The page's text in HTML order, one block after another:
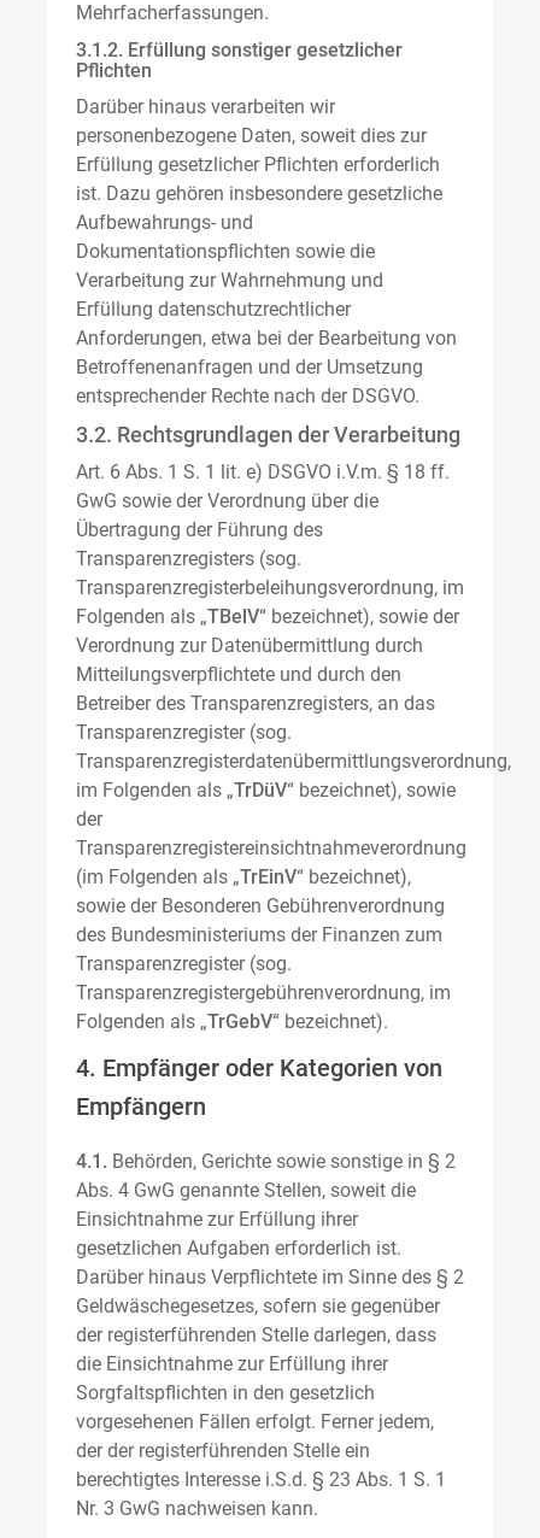
Mehrfacherfassungen.
3.1.2. Erfüllung sonstiger gesetzlicher
Pflichten
Darüber hinaus verarbeiten wir
personenbezogene Daten, soweit dies zur
Erfüllung gesetzlicher Pflichten erforderlich
ist. Dazu gehören insbesondere gesetzliche
Aufbewahrungs- und
Dokumentationspflichten sowie die
Verarbeitung zur Wahrnehmung und
Erfüllung datenschutzrechtlicher
Anforderungen, etwa bei der Bearbeitung von
Betroffenenanfragen und der Umsetzung
entsprechender Rechte nach der DSGVO.
3.2. Rechtsgrundlagen der Verarbeitung
Art. 6 Abs. 1 S. 1 lit. e) DSGVO i.V.m. § 18 ff.
GwG sowie der Verordnung über die
Übertragung der Führung des
Transparenzregisters (sog.
Transparenzregisterbeleihungsverordnung, im
Folgenden als „TBelV“ bezeichnet), sowie der
Verordnung zur Datenübermittlung durch
Mitteilungsverpflichtete und durch den
Betreiber des Transparenzregisters, an das
Transparenzregister (sog.
Transparenzregisterdatenübermittlungsverordnung,
im Folgenden als „TrDüV“ bezeichnet), sowie
der
Transparenzregistereinsichtnahmeverordnung
(im Folgenden als „TrEinV“ bezeichnet),
sowie der Besonderen Gebührenverordnung
des Bundesministeriums der Finanzen zum
Transparenzregister (sog.
Transparenzregistergebührenverordnung, im
Folgenden als „TrGebV“ bezeichnet).
4. Empfänger oder Kategorien von
Empfängern
4.1. Behörden, Gerichte sowie sonstige in § 2
Abs. 4 GwG genannte Stellen, soweit die
Einsichtnahme zur Erfüllung ihrer
gesetzlichen Aufgaben erforderlich ist.
Darüber hinaus Verpflichtete im Sinne des § 2
Geldwäschegesetzes, sofern sie gegenüber
der registerführenden Stelle darlegen, dass
die Einsichtnahme zur Erfüllung ihrer
Sorgfaltspflichten in den gesetzlich
vorgesehenen Fällen erfolgt. Ferner jedem,
der der registerführenden Stelle ein
berechtigtes Interesse i.S.d. § 23 Abs. 1 S. 1
Nr. 3 GwG nachweisen kann.